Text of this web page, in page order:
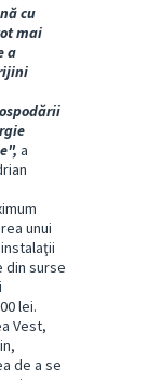
cu
mai
a
a
unui
din surse
lei.
Vest,
de a se